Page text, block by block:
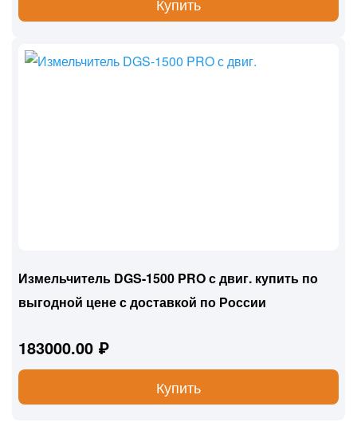
Измельчитель DGS-1500 PRO с двиг. купить по
выгодной цене с доставкой по России
183000.00 ₽
Купить